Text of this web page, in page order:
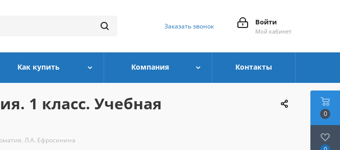
Войти
Мой кабинет
Заказать звонок
Как купить Компания Контакты
1 класс. Учебная
Л.А. Ефросинина
0